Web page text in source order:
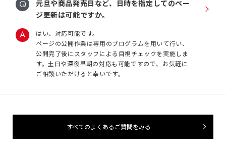
元旦や商品発売日など、日時を指定してのペー
ジ更新は可能ですか。
はい、対応可能です。
ページの公開作業は専用のプログラムを用いて行い、
公開完了後にスタッフによる目視チェックを実施しま
す。土日や深夜早朝の対応も可能ですので、お気軽に
ご相談いただけると幸いです。
すべてのよくあるご質問をみる